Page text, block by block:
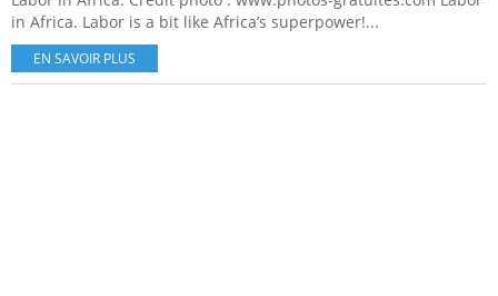
in Africa. Labor is a bit like Africa’s superpower!...
EN SAVOIR PLUS